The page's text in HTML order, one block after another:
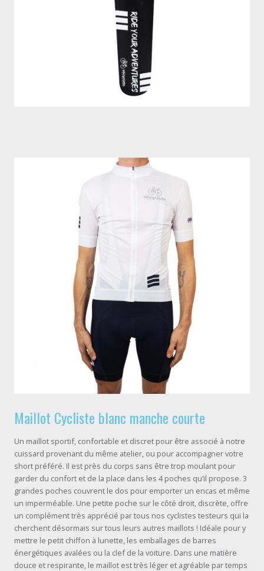
Maillot Cycliste blanc manche courte
Un maillot sportif, confortable et discret pour être associé à notre
cuissard provenant du même atelier, ou pour accompagner votre
short préféré. Il est près du corps sans être trop moulant pour
garder du confort et de la place dans les 4 poches qu’il propose. 3
grandes poches couvrent le dos pour emporter un encas et même
un imperméable. Une petite poche sur le côté droit, discrète, offre
un complément très apprécié par tous nos cyclistes testeurs qui la
cherchent désormais sur tous leurs autres maillots ! Idéale pour y
mettre le petit chiffon à lunette, les emballages de barres
énergétiques avalées ou la clef de la voiture. Dans une matière
douce et respirante, le maillot est très léger et agréable par temps